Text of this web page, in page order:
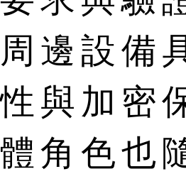
邊設備
與加密
角色也